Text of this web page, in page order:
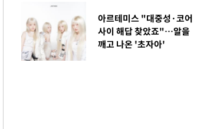
아르테미스 "대중성·코어
사이 해답 찾았죠"…알을
깨고 나온 '초자아'